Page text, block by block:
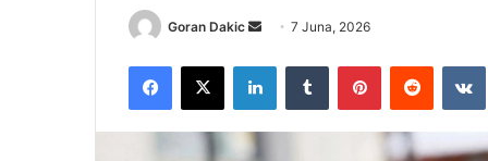
Goran Dakic
a
7 Juna, 2026